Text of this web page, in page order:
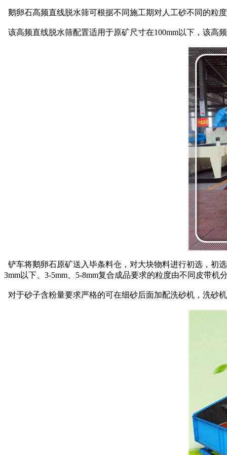
鹅卵石高频直线脱水筛可根据不同施工期对人工砂不同的粒
该高频直线脱水筛配置适用于原矿尺寸在100mm以下，该高
铲车将鹅卵石原矿送入毕条料仓，对大块物料进行初选，初
3mm以下、3-5mm、5-8mm复合成品要求的粒度由不同皮带
对于砂子含粉量要求严格的可在细砂后面加配洗砂机，洗砂